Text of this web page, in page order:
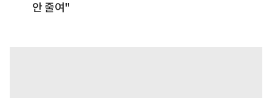
안 줄여"